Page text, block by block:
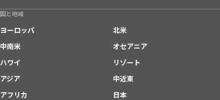
国と地域
ヨーロッパ
北米
中南米
オセアニア
ハワイ
リゾート
アジア
中近東
アフリカ
日本